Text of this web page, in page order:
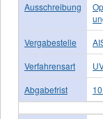
Ausschreibung
Vergabestelle
Verfahrensart
Abgabefrist